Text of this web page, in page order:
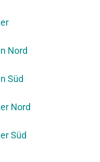
Nord
Süd
Nord
Süd